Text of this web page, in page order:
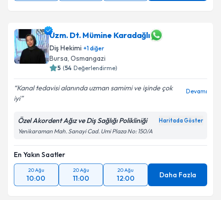
Uzm. Dt. Mümine Karadağlı
Diş Hekimi +1diğer
Bursa, Osmangazi
5 (54 Değerlendirme)
Kanal tedavisi alanında uzman samimi ve işinde çok
iyi
Devamı
Özel Akordent Ağız ve Diş Sağlığı Polikliniği Haritada Göster
Yenikaraman Mah. Sanayi Cad. Umi Plaza No: 150/A
En Yakın Saatler
20 Ağu
10:00
20 Ağu
11:00
20 Ağu
12:00 Daha Fazla